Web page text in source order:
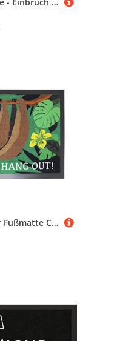
Close Up - Faultier Fußmatte Come in & Hang Out | Türmatte 60 x 40 cm